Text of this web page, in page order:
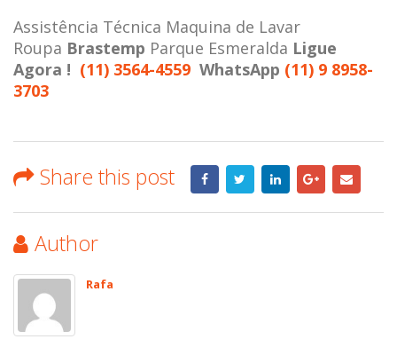
Assistência Técnica Maquina de Lavar
Roupa Brastemp Parque Esmeralda Ligue
Agora ! (11) 3564-4559 WhatsApp (11) 9 8958-
3703
Share this post
Author
Rafa